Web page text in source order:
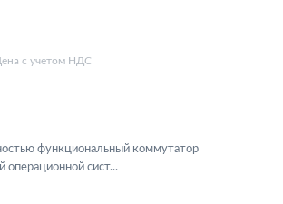
с учетом НДС
функциональный коммутатор
операционной сист...